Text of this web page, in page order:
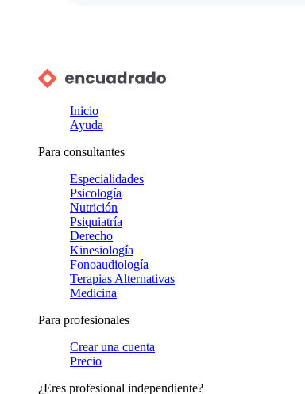
Inicio
Ayuda
Para consultantes
Especialidades
Psicología
Nutrición
Psiquiatría
Derecho
Kinesiología
Fonoaudiología
Terapias Alternativas
Medicina
Para profesionales
Crear una cuenta
Precio
¿Eres profesional independiente?